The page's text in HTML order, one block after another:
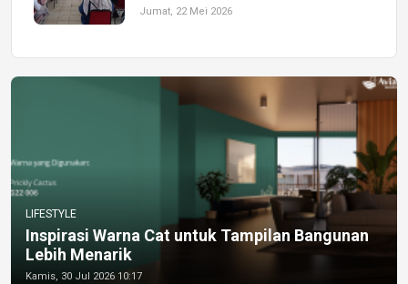
Jumat, 22 Mei 2026
LIFESTYLE
Inspirasi Warna Cat untuk Tampilan Bangunan
Lebih Menarik
Kamis, 30 Jul 2026 10:17